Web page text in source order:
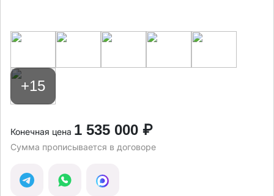
+15
Конечная цена 1 535 000 ₽
Сумма прописывается в договоре